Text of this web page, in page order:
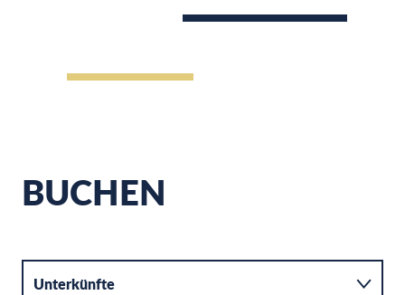
BUCHEN
Unterkünfte